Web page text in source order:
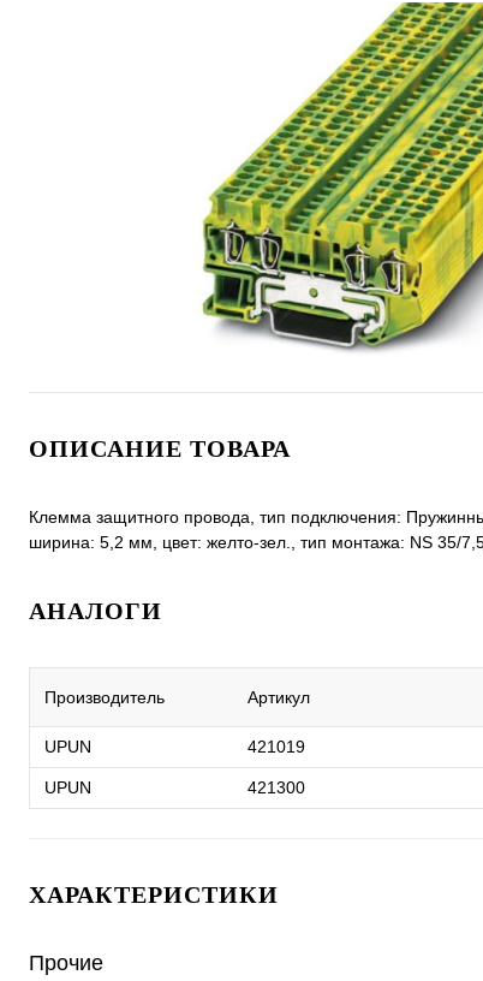
ОПИСАНИЕ ТОВАРА
Клемма защитного провода, тип подключения:
ширина: 5,2 мм, цвет: желто-зел., тип монтажа: NS 35/
АНАЛОГИ
Производитель Артикул
UPUN 421019
UPUN 421300
ХАРАКТЕРИСТИКИ
Прочие